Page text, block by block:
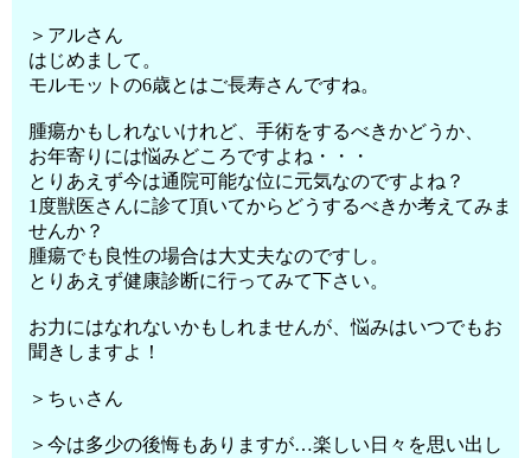
＞アルさん
はじめまして。
モルモットの6歳とはご長寿さんですね。
腫瘍かもしれないけれど、手術をするべきかどうか、
お年寄りには悩みどころですよね・・・
とりあえず今は通院可能な位に元気なのですよね？
1度獣医さんに診て頂いてからどうするべきか考えてみま
せんか？
腫瘍でも良性の場合は大丈夫なのですし。
とりあえず健康診断に行ってみて下さい。
お力にはなれないかもしれませんが、悩みはいつでもお
聞きしますよ！
＞ちぃさん
＞今は多少の後悔もありますが…楽しい日々を思い出し